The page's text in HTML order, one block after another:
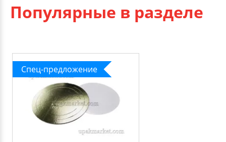
Популярные в разделе
Спец-предложение